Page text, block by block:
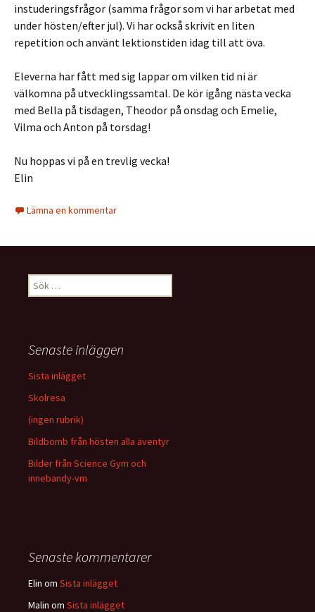
instuderingsfrågor (samma frågor som vi har arbetat med
under hösten/efter jul). Vi har också skrivit en liten
repetition och använt lektionstiden idag till att öva.
Eleverna har fått med sig lappar om vilken tid ni är
välkomna på utvecklingssamtal. De kör igång nästa vecka
med Bella på tisdagen, Theodor på onsdag och Emelie,
Vilma och Anton på torsdag!
Nu hoppas vi på en trevlig vecka!
Elin
Lämna en kommentar
Sök
efter:
Senaste inläggen
Sista inlägget
Skolresa
(ingen rubrik)
Bildbomb från hösten alla äventyr
Bilder från Science Gym och
innebandy-vm
Senaste kommentarer
Elin om Sista inlägget
Malin om Sista inlägget